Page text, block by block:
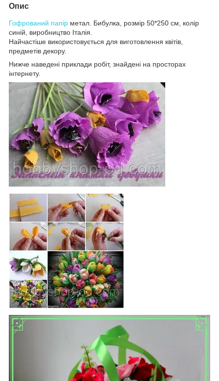
Опис
Гофрований папір метал. Бибулка, розмір 50*250 см, колір
синій, виробництво Італія.
Найчастіше використовується для виготовлення квітів,
предметів декору.
Нижче наведені приклади робіт, знайдені на просторах
інтернету.